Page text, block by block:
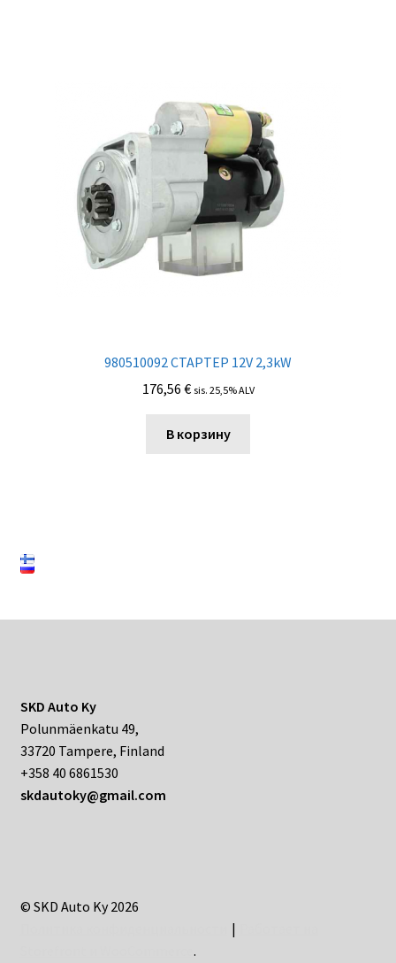
980510092 СТАРТЕР 12V 2,3kW
176,56 € sis. 25,5% ALV
В корзину
SKD Auto Ky
Polunmäenkatu 49,
33720 Tampere, Finland
+358 40 6861530
skdautoky@gmail.com
© SKD Auto Ky 2026
.